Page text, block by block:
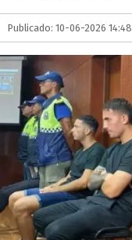
Publicado: 10-06-2026 14:48